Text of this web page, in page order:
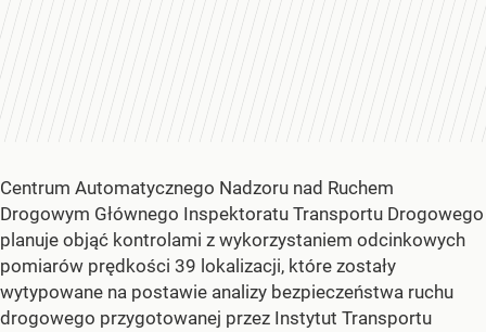
Centrum Automatycznego Nadzoru nad Ruchem
Drogowym Głównego Inspektoratu Transportu Drogowego
planuje objąć kontrolami z wykorzystaniem odcinkowych
pomiarów prędkości 39 lokalizacji, które zostały
wytypowane na postawie analizy bezpieczeństwa ruchu
drogowego przygotowanej przez Instytut Transportu